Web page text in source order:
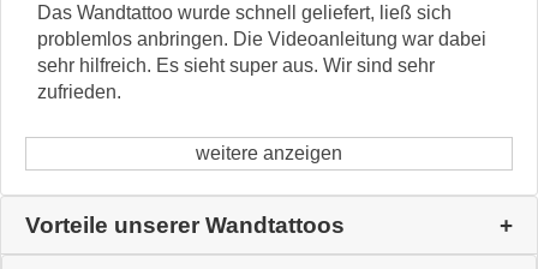
Das Wandtattoo wurde schnell geliefert, ließ sich
problemlos anbringen. Die Videoanleitung war dabei
sehr hilfreich. Es sieht super aus. Wir sind sehr
zufrieden.
weitere anzeigen
Vorteile unserer Wandtattoos